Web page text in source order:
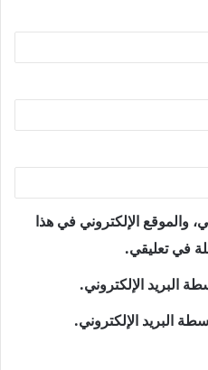
والموقع الإلكتروني في هذا
في تعليقي.
البريد الإلكتروني.
البريد الإلكتروني.